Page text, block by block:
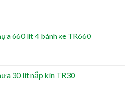
660 lít 4 bánh xe TR660
30 lít nắp kín TR30